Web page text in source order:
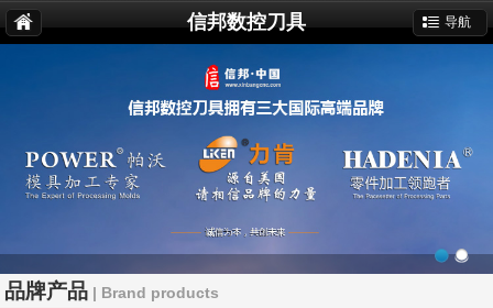
信邦数控刀具 导航
品牌产品 | Brand products